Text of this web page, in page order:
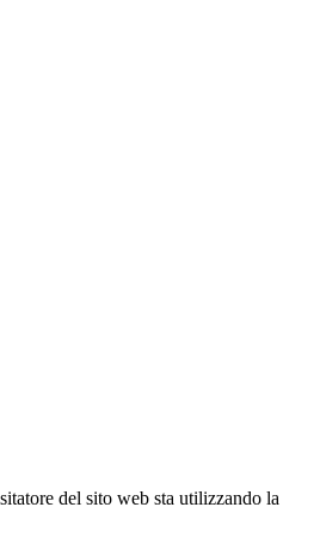
del sito web sta utilizzando la